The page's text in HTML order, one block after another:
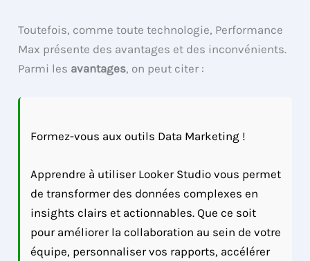
Toutefois, comme toute technologie, Performance
Max présente des avantages et des inconvénients.
Parmi les avantages, on peut citer :
Formez-vous aux outils Data Marketing !
Apprendre à utiliser Looker Studio vous permet
de transformer des données complexes en
insights clairs et actionnables. Que ce soit
pour améliorer la collaboration au sein de votre
équipe, personnaliser vos rapports, accélérer